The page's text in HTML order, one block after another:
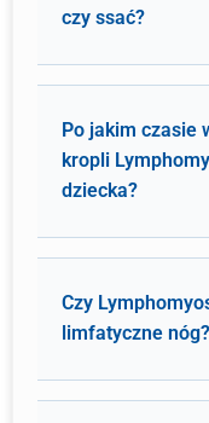
czy ssać?
Po jakim czasie
kropli
dziecka?
Czy
limfatyczne nóg?